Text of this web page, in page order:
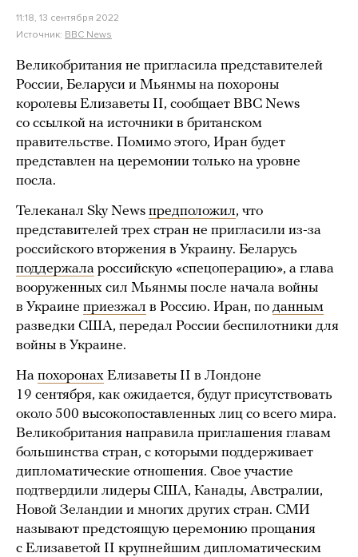
11:18, 13 сентября 2022
Источник: BBC News
Великобритания не пригласила представителей
России, Беларуси и Мьянмы на похороны
королевы Елизаветы II, сообщает BBC News
со ссылкой на источники в британском
правительстве. Помимо этого, Иран будет
представлен на церемонии только на уровне
посла.
Телеканал Sky News предположил, что
представителей трех стран не пригласили из-за
российского вторжения в Украину. Беларусь
поддержала российскую «спецоперацию», а глава
вооруженных сил Мьянмы после начала войны
в Украине приезжал в Россию. Иран, по данным
разведки США, передал России беспилотники для
войны в Украине.
На похоронах Елизаветы II в Лондоне
19 сентября, как ожидается, будут присутствовать
около 500 высокопоставленных лиц со всего мира.
Великобритания направила приглашения главам
большинства стран, с которыми поддерживает
дипломатические отношения. Свое участие
подтвердили лидеры США, Канады, Австралии,
Новой Зеландии и многих других стран. СМИ
называют предстоящую церемонию прощания
с Елизаветой II крупнейшим дипломатическим